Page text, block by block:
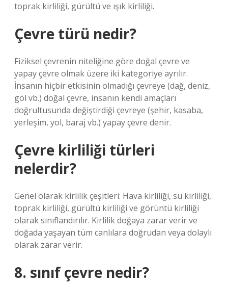
toprak kirliliği, gürültü ve ışık kirliliği.
Çevre türü nedir?
Fiziksel çevrenin niteliğine göre doğal çevre ve
yapay çevre olmak üzere iki kategoriye ayrılır.
İnsanın hiçbir etkisinin olmadığı çevreye (dağ, deniz,
göl vb.) doğal çevre, insanın kendi amaçları
doğrultusunda değiştirdiği çevreye (şehir, kasaba,
yerleşim, yol, baraj vb.) yapay çevre denir.
Çevre kirliliği türleri
nelerdir?
Genel olarak kirlilik çeşitleri: Hava kirliliği, su kirliliği,
toprak kirliliği, gürültü kirliliği ve görüntü kirliliği
olarak sınıflandırılır. Kirlilik doğaya zarar verir ve
doğada yaşayan tüm canlılara doğrudan veya dolaylı
olarak zarar verir.
8. sınıf çevre nedir?